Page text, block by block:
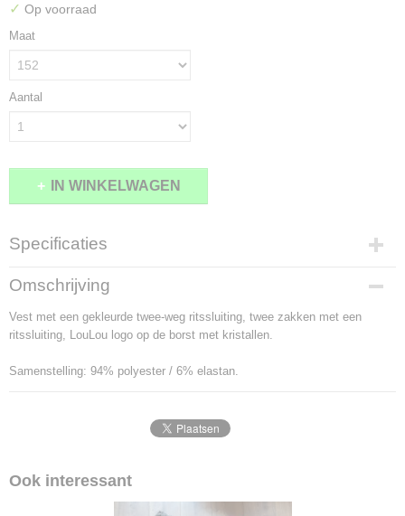
✓ Op voorraad
Maat
Aantal
IN WINKELWAGEN
Specificaties
Productcode
2098-10074
Omschrijving
Vest met een gekleurde twee-weg ritssluiting, twee zakken met een
ritssluiting, LouLou logo op de borst met kristallen.
Samenstelling: 94% polyester / 6% elastan.
Ook interessant